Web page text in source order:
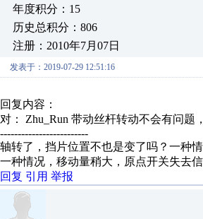
年度积分：15
历史总积分：806
注册：2010年7月07日
发表于：2019-07-29 12:51:16
回复内容：
对： Zhu_Run 带动丝杆转动不会有问题
-------------------------
轴转了，挡片位置不也是变了吗？一种
一种情况，移动量稍大，原点开关失去
回复 引用 举报